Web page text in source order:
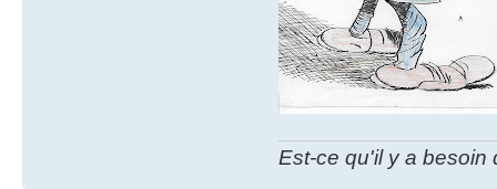
Est-ce qu'il y a besoin